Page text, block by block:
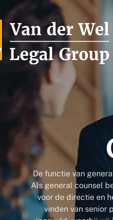
De functie van
Als general counsel
voor de directie en
vinden van senior